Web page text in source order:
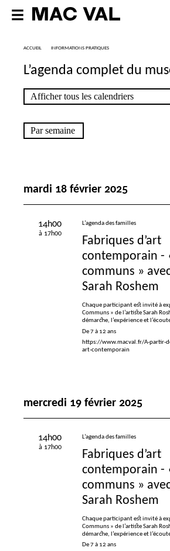
ACCUEIL INFORMATIONS PRATIQUES
L’agenda complet du
mardi 18 février 2025
14h00
à 17h00
L’agenda des familles
Fabriques d’art
contemporain -
communs »
Sarah Roshem
Chaque participant est invité à
Communs » de l’artiste Sarah
démarche, l’expérience et
De 7 à 12 ans
https://www.macval.fr/A-partir-
art-contemporain
mercredi 19 février 2025
14h00
à 17h00
L’agenda des familles
Fabriques d’art
contemporain -
communs »
Sarah Roshem
Chaque participant est invité à
Communs » de l’artiste Sarah
démarche, l’expérience et
De 7 à 12 ans